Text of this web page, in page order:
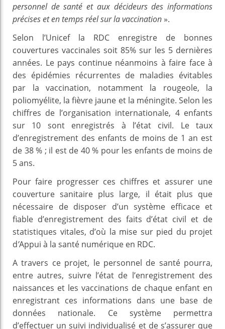
personnel de santé et aux décideurs des informations
précises et en temps réel sur la vaccination ».
Selon l’Unicef la RDC enregistre de bonnes
couvertures vaccinales soit 85% sur les 5 dernières
années. Le pays continue néanmoins à faire face à
des épidémies récurrentes de maladies évitables
par la vaccination, notamment la rougeole, la
poliomyélite, la fièvre jaune et la méningite. Selon les
chiffres de l’organisation internationale, 4 enfants
sur 10 sont enregistrés à l’état civil. Le taux
d’enregistrement des enfants de moins de 1 an est
de 38 % ; il est de 40 % pour les enfants de moins de
5 ans.
Pour faire progresser ces chiffres et assurer une
couverture sanitaire plus large, il était plus que
nécessaire de disposer d’un système efficace et
fiable d’enregistrement des faits d’état civil et de
statistiques vitales, d’où la mise sur pied du projet
d’Appui à la santé numérique en RDC.
A travers ce projet, le personnel de santé pourra,
entre autres, suivre l’état de l’enregistrement des
naissances et les vaccinations de chaque enfant en
enregistrant ces informations dans une base de
données nationale. Ce système permettra
d’effectuer un suivi individualisé et de s’assurer que